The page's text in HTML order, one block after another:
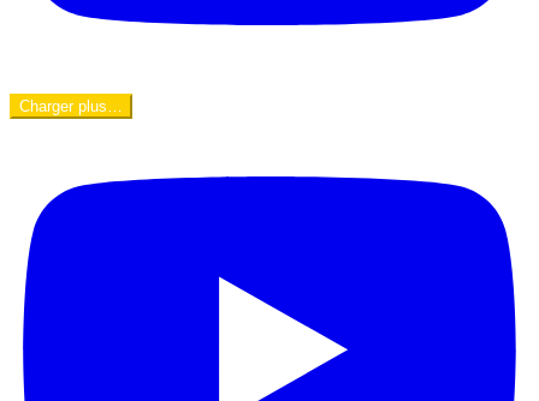
Charger plus…